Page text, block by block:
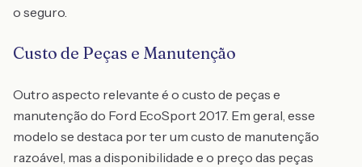
o seguro.
Custo de Peças e Manutenção
Outro aspecto relevante é o custo de peças e
manutenção do Ford EcoSport 2017. Em geral, esse
modelo se destaca por ter um custo de manutenção
razoável, mas a disponibilidade e o preço das peças